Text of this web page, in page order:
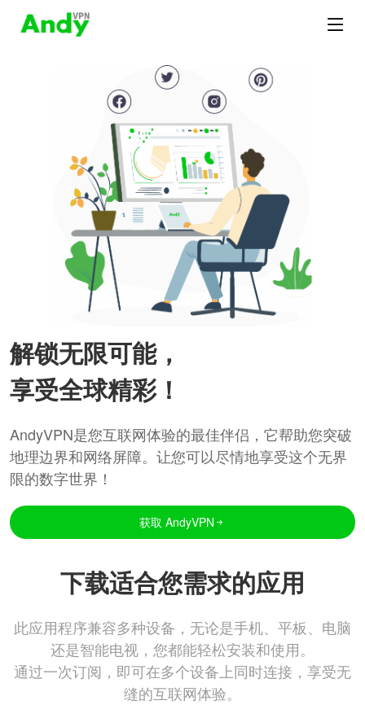
解锁无限可能，
享受全球精彩！
AndyVPN是您互联网体验的最佳伴侣，它帮助您突破
地理边界和网络屏障。让您可以尽情地享受这个无界
限的数字世界！
获取 AndyVPN
下载适合您需求的应用
此应用程序兼容多种设备，无论是手机、平板、电脑
还是智能电视，您都能轻松安装和使用。
通过一次订阅，即可在多个设备上同时连接，享受无
缝的互联网体验。